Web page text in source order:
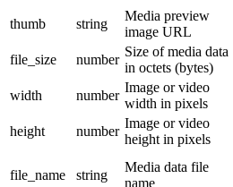
thumb
string
Media preview
image URL
file_size
number
Size of media data
in octets (bytes)
width
number
Image or video
width in pixels
height
number
Image or video
height in pixels
file_name string
Media data file
name